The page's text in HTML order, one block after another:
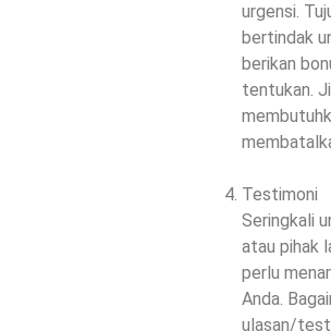
urgensi.
bertindak
berikan
tentukan.
Testimoni
Seringkali
atau pihak
perlu
Anda.
ulasan/